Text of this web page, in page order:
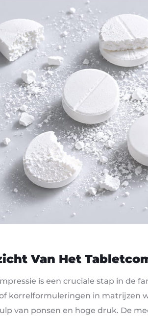
Van Het
is een cruciale stap in de
korrelformuleringen in matrijzen
van ponsen en hoge druk. De